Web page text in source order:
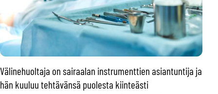
Välinehuoltaja on sairaalan instrumenttien asiantuntija ja
hän kuuluu tehtävänsä puolesta kiinteästi